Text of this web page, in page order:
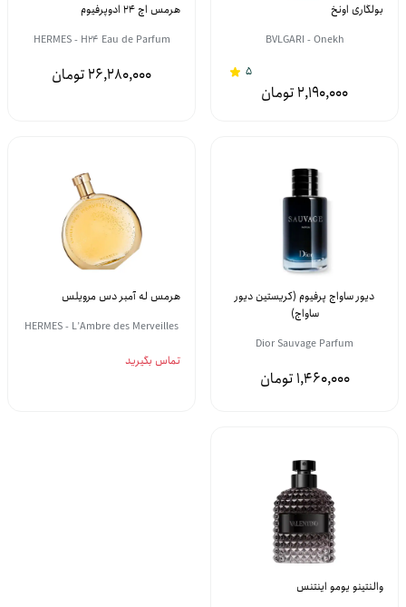
بولگاری اونخ
BVLGARI - Onekh
5
2,190,000
هرمس اچ 24 ادوپرفیوم
HERMES - H24 Eau de Parfum
26,280,000
دیور ساواج پرفیوم (کریستین دیور
ساواج)
Dior Sauvage Parfum
1,460,000
هرمس له آمبر دس مرویلس
HERMES - L’Ambre des Merveilles
تماس بگیرید
والنتینو یومو اینتنس